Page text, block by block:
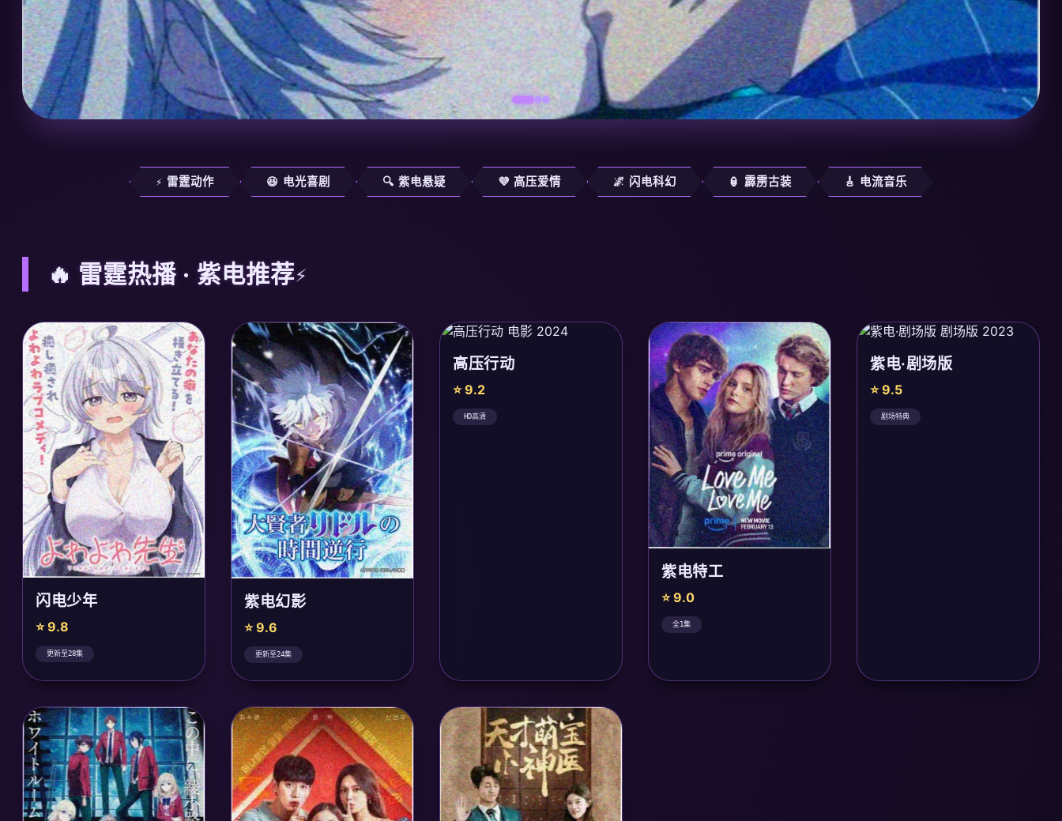
⚡ 雷霆动作 😆 电光喜剧 🔍 紫电悬疑 💜 高压爱情 🌌 闪电科幻 🏮 霹雳古装 🎸 电流音乐
🔥 雷霆热播 · 紫电推荐
闪电少年
⭐ 9.8
更新至28集
紫电幻影
⭐ 9.6
更新至24集
高压行动
⭐ 9.2
HD高清
紫电特工
⭐ 9.0
全1集
紫电·剧场版
⭐ 9.5
剧场特典